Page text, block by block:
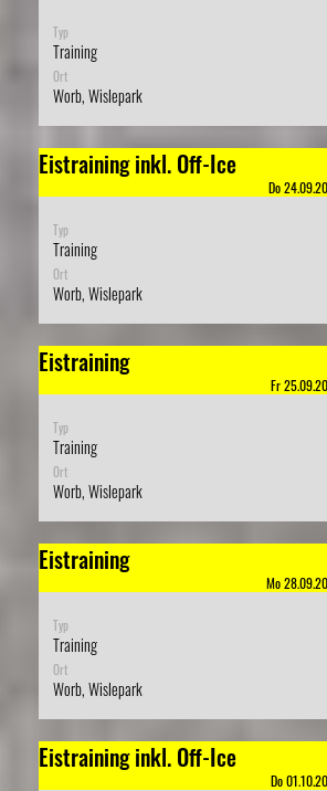
Typ
Training
Ort
Worb, Wislepark
Eistraining inkl. Off-Ice
Do
Typ
Training
Ort
Worb, Wislepark
Eistraining
Fr
Typ
Training
Ort
Worb, Wislepark
Eistraining
Mo
Typ
Training
Ort
Worb, Wislepark
Eistraining inkl. Off-Ice
Do